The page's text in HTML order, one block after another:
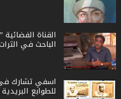
القناة
الباحث في
اسفي تشارك
للطوابع